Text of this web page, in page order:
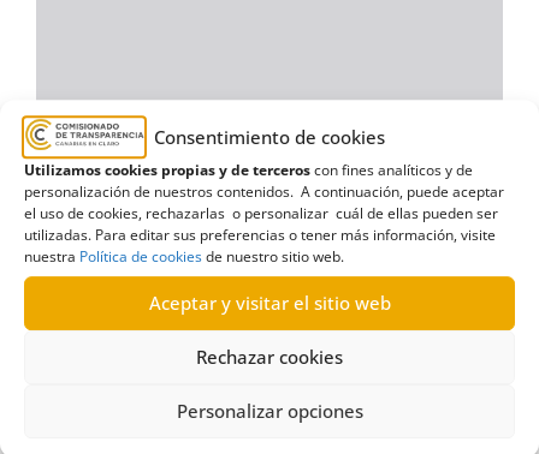
Consentimiento de cookies
Utilizamos cookies propias y de terceroscon fines analíticos y de
personalización de nuestros contenidos. A continuación, puede aceptar
el uso de cookies, rechazarlas o personalizar cuál de ellas pueden ser
utilizadas. Para editar sus preferencias o tener más información, visite
nuestra Política de cookiesde nuestro sitio web.
Aceptar y visitar el sitio web
Rechazar cookies
Personalizar opciones